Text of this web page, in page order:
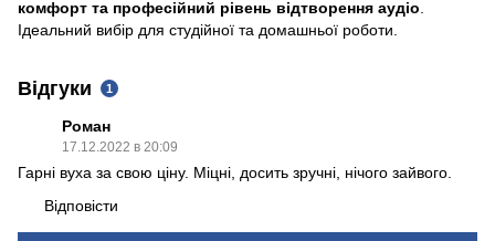
комфорт та професійний рівень відтворення аудіо
Ідеальний вибір для студійної та домашньої роботи.
Відгуки 1
Роман
17.12.2022 в 20:09
Гарні вуха за свою ціну. Міцні, досить зручні, нічого зайвого.
Відповісти